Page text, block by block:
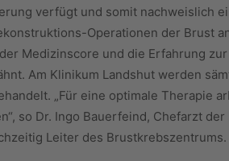
verfügt und somit nachweislich
Operationen der Brust
Medizinscore und die Erfahrung
Am Klinikum Landshut werden
„Für eine optimale Therapie
so Dr. Ingo Bauerfeind, Chefarzt
Leiter des Brustkrebszentrums.